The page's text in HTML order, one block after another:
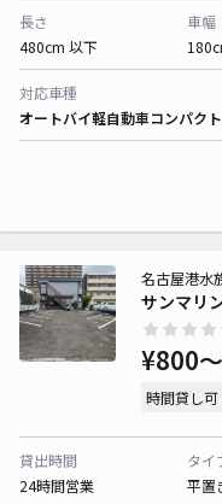
長さ
480cm 以下
車幅
対応車種
オートバイ軽自動車コンパク
サンマリ
名古屋港水
¥800〜
時間貸し可
貸出時間
24時間営業
タイ
平置